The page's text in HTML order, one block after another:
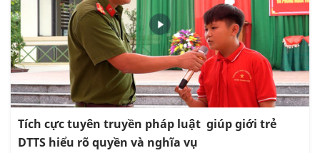
Tích cực tuyên truyền pháp luật giúp giới trẻ
DTTS hiểu rõ quyền và nghĩa vụ